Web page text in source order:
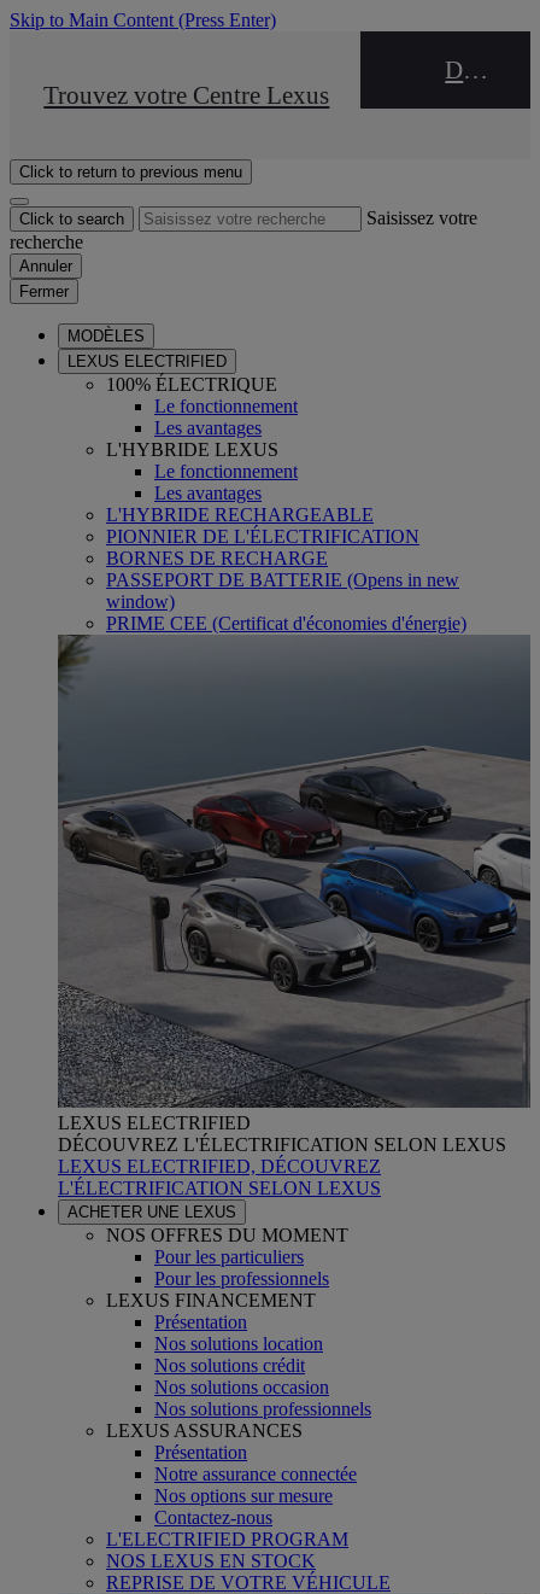
Skip to Main Content (Press Enter)
STOP DRIVE Takata
Trouvez votre Centre Lexus
DEALER NAME
Click to return to previous menu
Click to search
Saisissez votre
recherche
Annuler
Fermer
MODÈLES
LEXUS ELECTRIFIED
100% ÉLECTRIQUE
Le fonctionnement
Les avantages
L'HYBRIDE LEXUS
Le fonctionnement
Les avantages
L'HYBRIDE RECHARGEABLE
PIONNIER DE L'ÉLECTRIFICATION
BORNES DE RECHARGE
PASSEPORT DE BATTERIE (Opens in new
window)
PRIME CEE (Certificat d'économies d'énergie)
LEXUS ELECTRIFIED
DÉCOUVREZ L'ÉLECTRIFICATION SELON LEXUS
LEXUS ELECTRIFIED, DÉCOUVREZ
L'ÉLECTRIFICATION SELON LEXUS
ACHETER UNE LEXUS
NOS OFFRES DU MOMENT
Pour les particuliers
Pour les professionnels
LEXUS FINANCEMENT
Présentation
Nos solutions location
Nos solutions crédit
Nos solutions occasion
Nos solutions professionnels
LEXUS ASSURANCES
Présentation
Notre assurance connectée
Nos options sur mesure
Contactez-nous
L'ELECTRIFIED PROGRAM
NOS LEXUS EN STOCK
REPRISE DE VOTRE VÉHICULE